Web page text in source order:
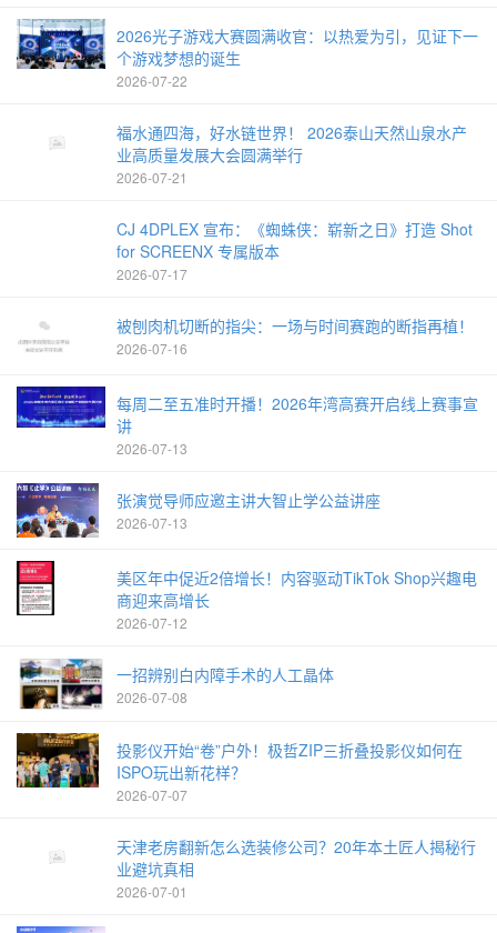
2026光子游戏大赛圆满收官：以热爱为引，见证下一
个游戏梦想的诞生
2026-07-22
福水通四海，好水链世界！ 2026泰山天然山泉水产
业高质量发展大会圆满举行
2026-07-21
CJ 4DPLEX 宣布：《蜘蛛侠：崭新之日》打造 Shot
for SCREENX 专属版本
2026-07-17
被刨肉机切断的指尖：一场与时间赛跑的断指再植！
2026-07-16
每周二至五准时开播！2026年湾高赛开启线上赛事宣
讲
2026-07-13
张演觉导师应邀主讲大智止学公益讲座
2026-07-13
美区年中促近2倍增长！内容驱动TikTok Shop兴趣电
商迎来高增长
2026-07-12
一招辨别白内障手术的人工晶体
2026-07-08
投影仪开始“卷”户外！极哲ZIP三折叠投影仪如何在
ISPO玩出新花样？
2026-07-07
天津老房翻新怎么选装修公司？20年本土匠人揭秘行
业避坑真相
2026-07-01